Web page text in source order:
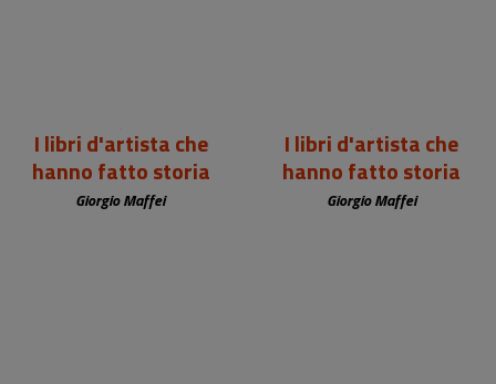
I libri d'artista che
hanno fatto storia
Giorgio Maffei
I libri d'artista che
hanno fatto storia
Giorgio Maffei